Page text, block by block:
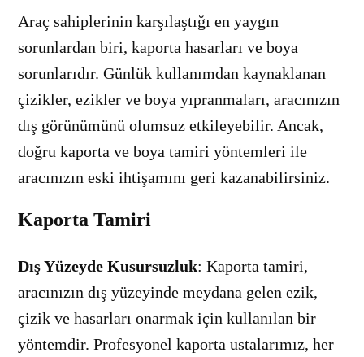
Araç sahiplerinin karşılaştığı en yaygın
sorunlardan biri, kaporta hasarları ve boya
sorunlarıdır. Günlük kullanımdan kaynaklanan
çizikler, ezikler ve boya yıpranmaları, aracınızın
dış görünümünü olumsuz etkileyebilir. Ancak,
doğru kaporta ve boya tamiri yöntemleri ile
aracınızın eski ihtişamını geri kazanabilirsiniz.
Kaporta Tamiri
Dış Yüzeyde Kusursuzluk: Kaporta tamiri,
aracınızın dış yüzeyinde meydana gelen ezik,
çizik ve hasarları onarmak için kullanılan bir
yöntemdir. Profesyonel kaporta ustalarımız, her